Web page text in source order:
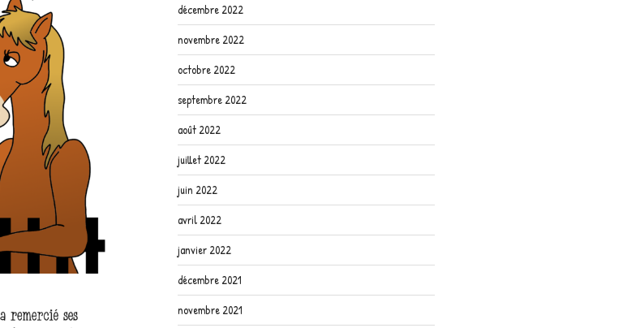
décembre 2022
novembre 2022
octobre 2022
septembre 2022
août 2022
juillet 2022
juin 2022
avril 2022
janvier 2022
décembre 2021
novembre 2021